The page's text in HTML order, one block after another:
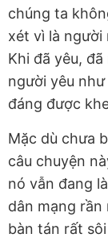
chúng ta
xét vì là người
Khi đã yêu,
người yêu
đáng được
Mặc dù chưa
câu chuyện
nó vẫn đang
dân mạng rần
bàn tán rất